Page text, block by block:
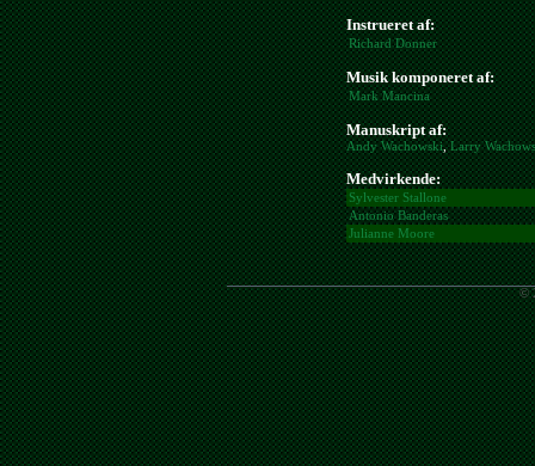
Instrueret af:
Richard Donner
Musik komponeret af:
Mark Mancina
Manuskript af:
Andy Wachowski,Larry
Medvirkende:
Sylvester Stallone
Antonio Banderas
Julianne Moore
©